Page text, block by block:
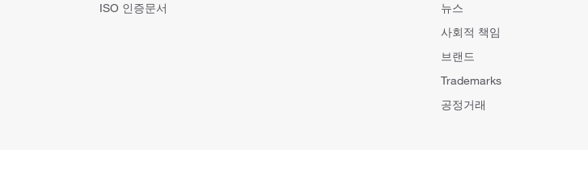
ISO 인증문서
뉴스
사회적 책임
브랜드
Trademarks
공정거래